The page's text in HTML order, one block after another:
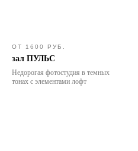
ОТ 1600 РУБ.
зал ПУЛЬС
Недорогая фотостудия в темных
тонах с элементами лофт